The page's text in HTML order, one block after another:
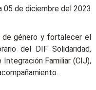
05 de diciembre del 2023
de género y fortalecer el
del DIF Solidaridad,
Familiar (CIJ),